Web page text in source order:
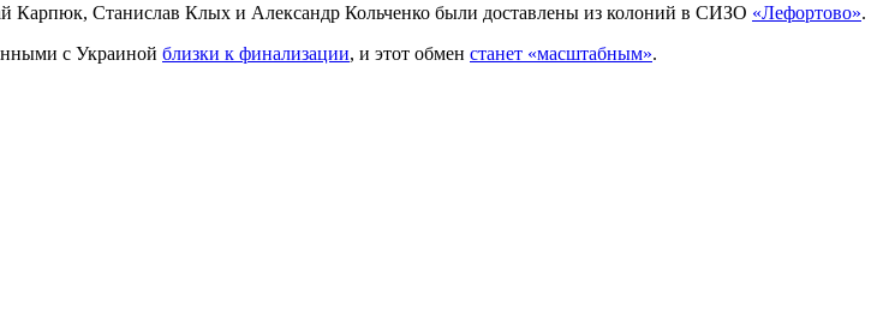
Станислав Клых и Александр Кольченко были доставлены из колоний в СИЗО «Лефортово».
с Украиной близки к финализации, и этот обмен станет «масштабным».